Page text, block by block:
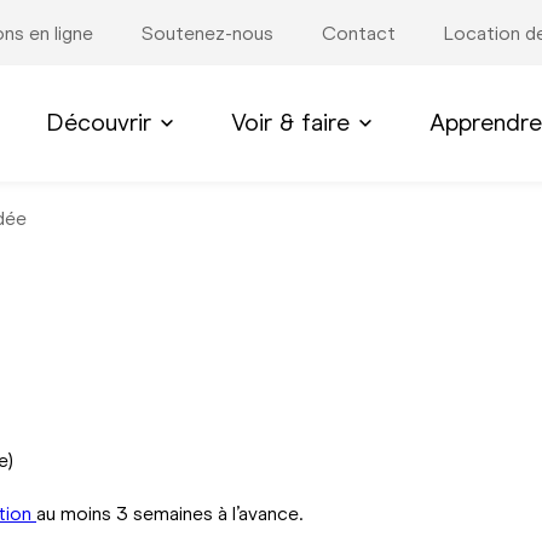
en ligne Soutenez-nous Contact Location
Découvrir Voir & faire Apprendre
au moins 3 semaines à l’avance.